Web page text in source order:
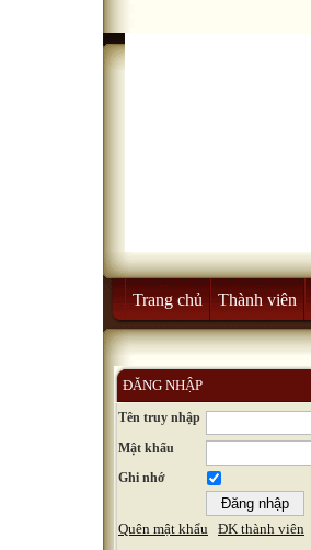
Trang chủ Thành viên
ĐĂNG NHẬP
Tên truy nhập
Mật khẩu
Ghi nhớ
Quên mật khẩu ĐK thành viên